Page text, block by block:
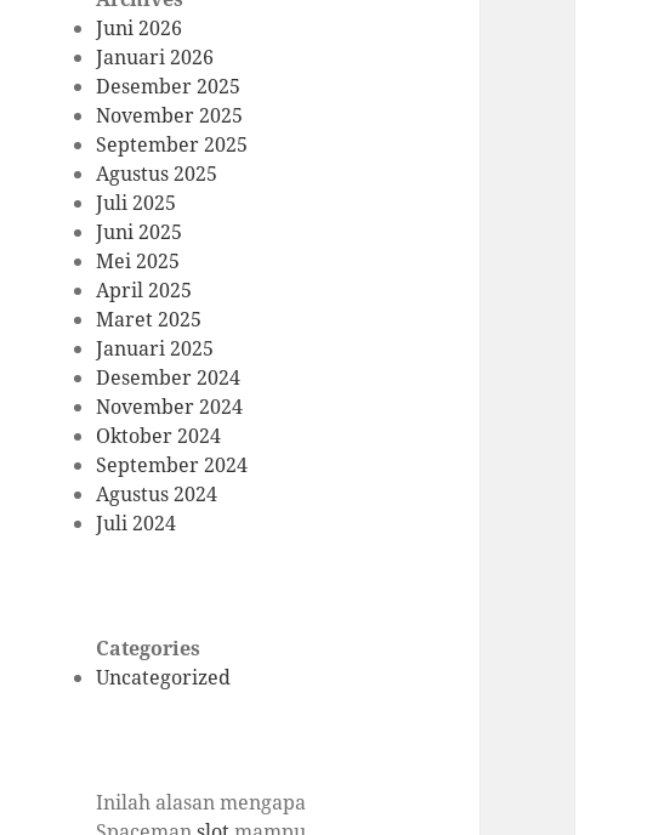
Juni 2026
Januari 2026
Desember 2025
November 2025
September 2025
Agustus 2025
Juli 2025
Juni 2025
Mei 2025
April 2025
Maret 2025
Januari 2025
Desember 2024
November 2024
Oktober 2024
September 2024
Agustus 2024
Juli 2024
Categories
Uncategorized
Inilah alasan mengapa